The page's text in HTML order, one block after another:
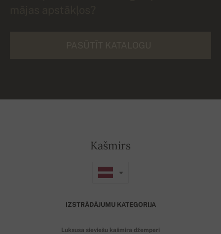
Kašmirs
IZSTRĀDĀJUMU KATEGORIJA
Luksusa sieviešu kašmira džemperi